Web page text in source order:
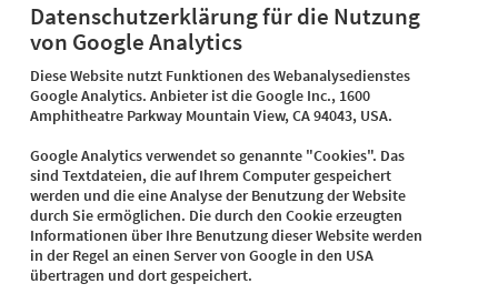
Datenschutzerklärung für die Nutzung
von Google Analytics
Diese Website nutzt Funktionen des Webanalysedienstes
Google Analytics. Anbieter ist die Google Inc., 1600
Amphitheatre Parkway Mountain View, CA 94043, USA.
Google Analytics verwendet so genannte "Cookies". Das
sind Textdateien, die auf Ihrem Computer gespeichert
werden und die eine Analyse der Benutzung der Website
durch Sie ermöglichen. Die durch den Cookie erzeugten
Informationen über Ihre Benutzung dieser Website werden
in der Regel an einen Server von Google in den USA
übertragen und dort gespeichert.